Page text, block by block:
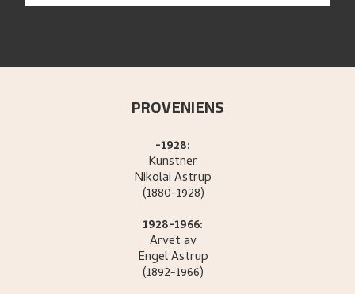
PROVENIENS
-1928:
Kunstner
NikolaiAstrup
(1880-1928)
1928-1966:
Arvet av
EngelAstrup
(1892-1966)